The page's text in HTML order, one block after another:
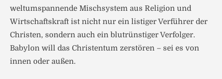
weltumspannende Mischsystem aus Religion und
Wirtschaftskraft ist nicht nur ein listiger Verführer der
Christen, sondern auch ein blutrünstiger Verfolger.
Babylon will das Christentum zerstören – sei es von
innen oder außen.